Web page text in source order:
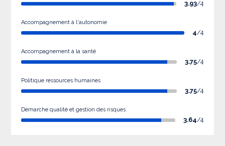
3.93/4
Accompagnement à l'autonomie
4/4
Accompagnement à la santé
3.75/4
Politique ressources humaines
3.75/4
Démarche qualité et gestion des risques
3.64/4